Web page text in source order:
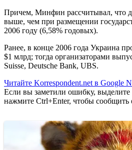
Причем, Минфин рассчитывал, что
выше, чем при размещении
2006 году (6,58% годовых).
Ранее, в конце 2006 года Украина
$1 млрд; тогда организаторами
Suisse, Deutsche Bank, UBS.
Читайте Korrespondent.net в Google
Если вы заметили ошибку, выделите
нажмите Ctrl+Enter, чтобы сообщить